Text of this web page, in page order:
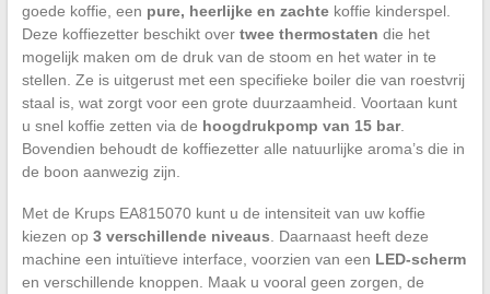
goede koffie, een pure, heerlijke en zachtekoffie kinderspel.
Deze koffiezetter beschikt over twee thermostaten die het
mogelijk maken om de druk van de stoom en het water in te
stellen. Ze is uitgerust met een specifieke boiler die van roestvrij
staal is, wat zorgt voor een grote duurzaamheid. Voortaan kunt
u snel koffie zetten via de hoogdrukpomp van 15 bar.
Bovendien behoudt de koffiezetter alle natuurlijke aroma’s die in
de boon aanwezig zijn.
Met de Krups EA815070 kunt u de intensiteit van uw koffie
kiezen op 3 verschillende niveaus . Daarnaast heeft deze
machine een intuïtieve interface, voorzien van een LED-scherm
en verschillende knoppen. Maak u vooral geen zorgen, de